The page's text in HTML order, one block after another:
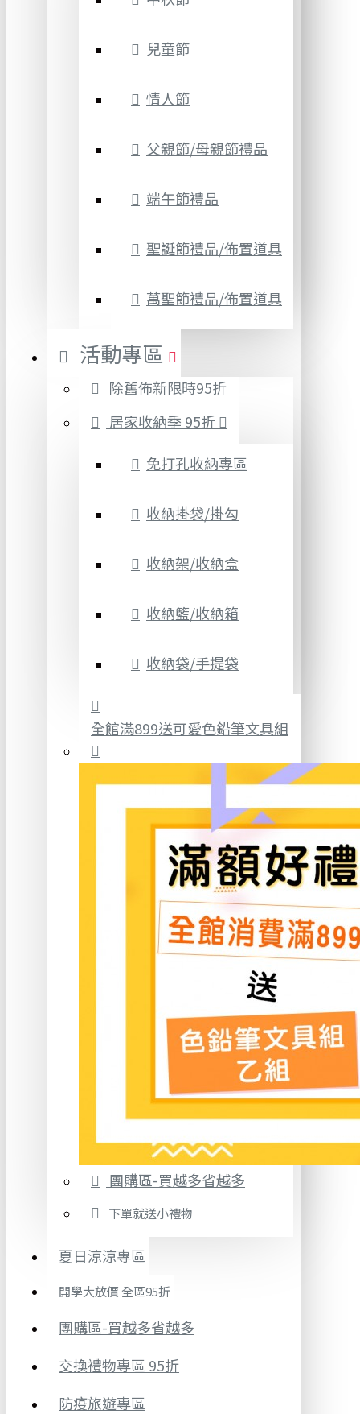
兒童節
情人節
父親節/母親節禮品
端午節禮品
聖誕節禮品/佈置道具
萬聖節禮品/佈置道具
活動專區
除舊佈新限時95折
居家收納季 95折
免打孔收納專區
收納掛袋/掛勾
收納架/收納盒
收納籃/收納箱
收納袋/手提袋
全館滿899送可愛色鉛筆文具組
團購區-買越多省越多
下單就送小禮物
夏日涼涼專區
開學大放價 全區95折
團購區-買越多省越多
交換禮物專區 95折
防疫旅遊專區